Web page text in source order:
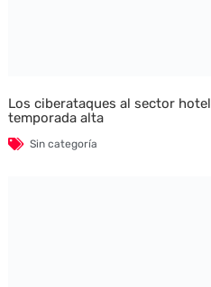
Los ciberataques al sector
temporada alta
Sin categoría